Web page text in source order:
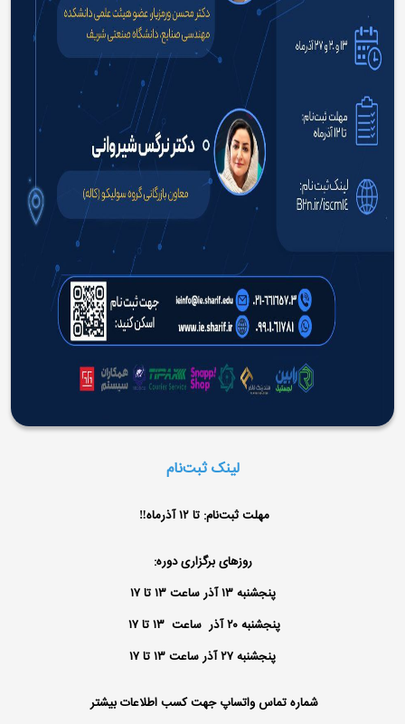
لینک ثبت‌نام
مهلت ثبت‌نام: تا ۱۲ آذرماه‼️
روزهای برگزاری دوره:
پنجشنبه ۱۳ آذر ساعت ۱۳ تا ۱۷
پنجشنبه ۲۰ آذر ساعت ۱۳ تا ۱۷
پنجشنبه ۲۷ آذر ساعت ۱۳ تا ۱۷
شماره تماس واتساپ جهت کسب اطلاعات بیشتر